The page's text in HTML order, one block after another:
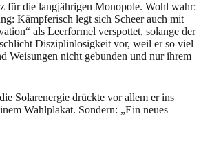
für die langjährigen Monopole. Wohl wahr:
Kämpferisch legt sich Scheer auch mit
als Leerformel verspottet, solange der
Disziplinlosigkeit vor, weil er so viel
Weisungen nicht gebunden und nur ihrem
Solarenergie drückte vor allem er ins
Wahlplakat. Sondern: „Ein neues